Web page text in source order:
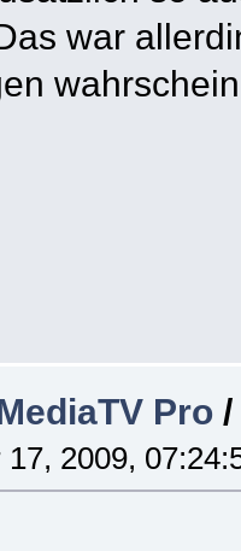
war
Pro
17, 2009,